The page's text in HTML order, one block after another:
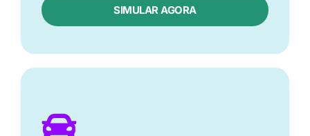
SIMULAR AGORA​